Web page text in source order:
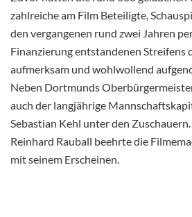
zahlreiche am Film Beteiligte,
den vergangenen rund zwei Jahren
Finanzierung entstandenen Streifens
aufmerksam und wohlwollend
Neben Dortmunds
auch der langjährige
Sebastian Kehl unter den
Reinhard Rauball beehrte die
mit seinem Erscheinen.